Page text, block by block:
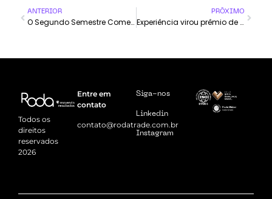
ANTERIOR
O Segundo Semestre Começa antes do Briefing
PRÓXIMO
Experiência virou prêmio de Alta Performance
Todos os
direitos
reservados
2026
Entre em
contato
contato@rodatrade.com.br
Siga-nos
Linkedin
Instagram